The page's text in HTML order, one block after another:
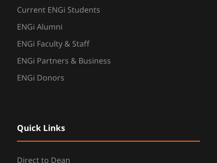
Current ENGi Students
ENGi Alumni
ENGi Faculty & Staff
ENGi Partners & Business
ENGi Donors
Quick Links
Direct to Dean